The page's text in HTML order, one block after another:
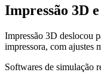
Impressão 3D
Impressão 3D deslocou
impressora, com ajustes
Softwares de simulação